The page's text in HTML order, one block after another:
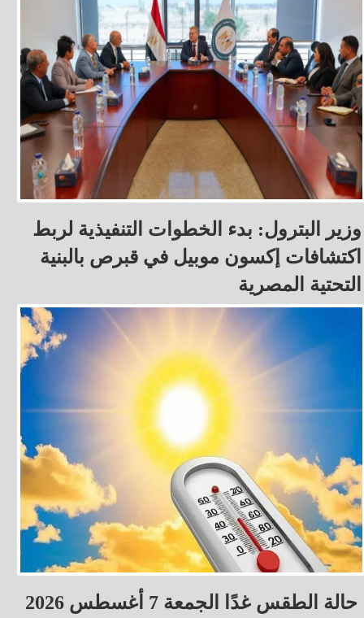
وزير البترول: بدء الخطوات التنفيذية لربط
اكتشافات إكسون موبيل في قبرص بالبنية
التحتية المصرية
حالة الطقس غدًا الجمعة 7 أغسطس 2026